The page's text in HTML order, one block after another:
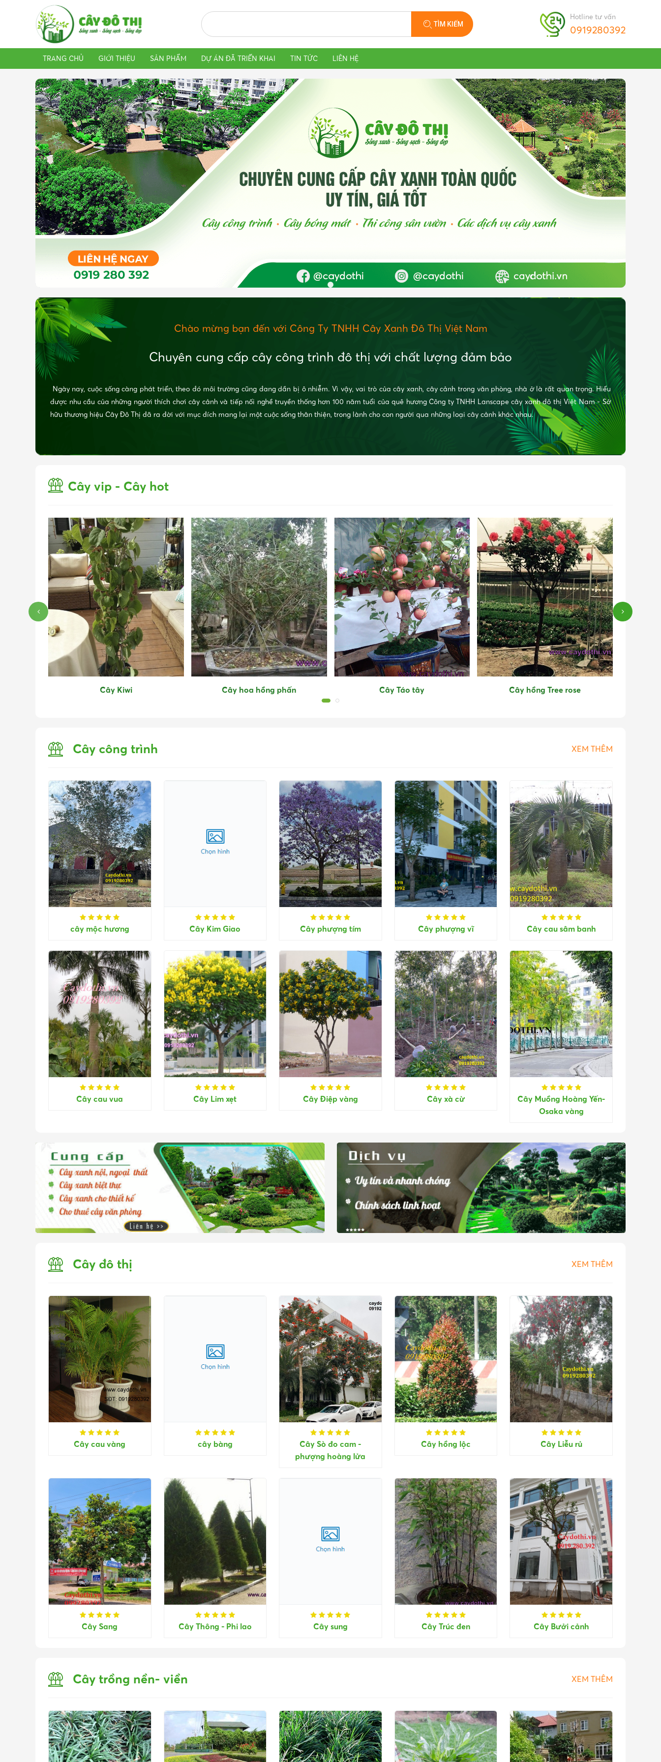
TÌM KIẾM
Hotline tư vấn
0919280392
TRANG CHỦ GIỚI THIỆU SẢN PHẨM DỰ ÁN ĐÃ TRIỂN KHAI TIN TỨC LIÊN HỆ
Chào mừng bạn đến với Công Ty TNHH Cây Xanh Đô Thị Việt Nam
Chuyên cung cấp cây công trình đô thị với chất lượng đảm bảo
Ngày nay, cuộc sống càng phát triển, theo đó môi trường cũng đang dần bị ô nhiễm. Vì vậy, vai trò của cây xanh, cây cảnh trong văn phòng, nhà ở là rất quan trọng. Hiểu
được nhu cầu của những người thích chơi cây cảnh và tiếp nối nghề truyền thống hơn 100 năm tuổi của quê hương Công ty TNHH Lanscape cây xanh đô thị Việt Nam - Sở
hữu thương hiệu Cây Đô Thị đã ra đời với mục đích mang lại một cuộc sống thân thiện, trong lành cho con người qua những loại cây cảnh khác nhau.
Cây vip - Cây hot
Cây Kiwi Cây hoa hồng phấn Cây Táo tây Cây hồng Tree rose
Cây công trình XEM THÊM
cây mộc hương Cây Kim Giao Cây phượng tím Cây phượng vĩ Cây cau sâm banh
Cây cau vua Cây Lim xẹt Cây Điệp vàng Cây xà cừ
Cây Muồng Hoàng Yến-
Osaka vàng
Cây đô thị XEM THÊM
Cây cau vàng cây bàng
Cây Sò đo cam -
phượng hoàng lửa
Cây hồng lộc Cây Liễu rủ
Cây Sang Cây Thông - Phi lao Cây sung Cây Trúc đen Cây Bưởi cảnh
Cây trồng nền- viền XEM THÊM